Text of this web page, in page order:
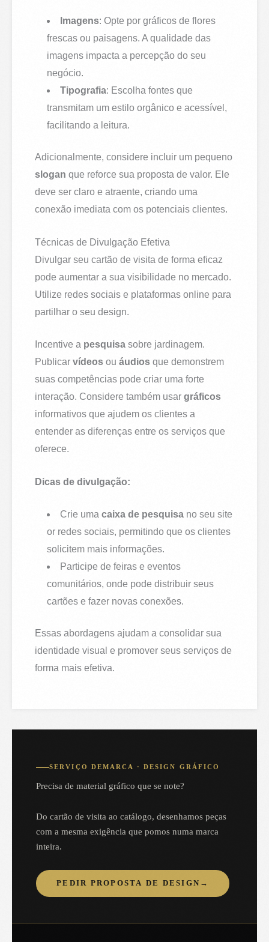
Imagens: Opte por gráficos de flores
frescas ou paisagens. A qualidade das
imagens impacta a percepção do seu
negócio.
Tipografia: Escolha fontes que
transmitam um estilo orgânico e acessível,
facilitando a leitura.
Adicionalmente, considere incluir um pequeno
slogan que reforce sua proposta de valor. Ele
deve ser claro e atraente, criando uma
conexão imediata com os potenciais clientes.
Técnicas de Divulgação Efetiva
Divulgar seu cartão de visita de forma eficaz
pode aumentar a sua visibilidade no mercado.
Utilize redes sociais e plataformas online para
partilhar o seu design.
Incentive a pesquisa sobre jardinagem.
Publicarvídeos ouáudios que demonstrem
suas competências pode criar uma forte
interação. Considere também usargráficos
informativos que ajudem os clientes a
entender as diferenças entre os serviços que
oferece.
Dicas de divulgação:
Crie umacaixa de pesquisa no seu site
or redes sociais, permitindo que os clientes
solicitem mais informações.
Participe de feiras e eventos
comunitários, onde pode distribuir seus
cartões e fazer novas conexões.
Essas abordagens ajudam a consolidar sua
identidade visual e promover seus serviços de
forma mais efetiva.
SERVIÇO DEMARCA · DESIGN GRÁFICO
Precisa de material gráfico que se note?
Do cartão de visita ao catálogo, desenhamos peças
com a mesma exigência que pomos numa marca
inteira.
PEDIR PROPOSTA DE DESIGN →